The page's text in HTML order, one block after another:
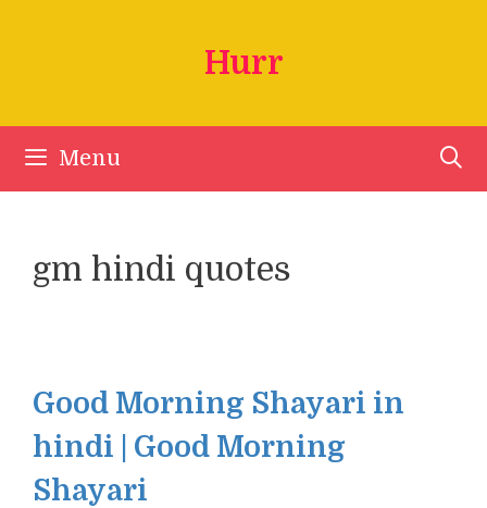
Hurr
Menu
gm hindi quotes
Good Morning Shayari in
hindi | Good Morning
Shayari